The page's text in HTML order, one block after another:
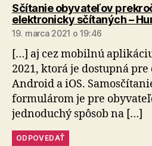
Sčítanie obyvateľov
elektronicky sčítaných –
19. marca 2021 o 19:46
[…] aj cez mobilnú
2021, ktorá je dostupná
Android a iOS.
formulárom je pre
jednoduchý spôsob na […]
ODPOVEDAŤ